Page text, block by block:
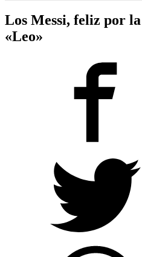
Los Messi, feliz por
«Leo»